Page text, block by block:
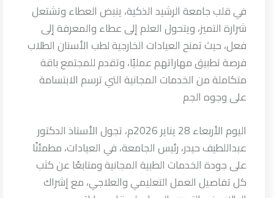
في قلب جامعة الرشيد الذكية، ينبض العطاء وتشتعل
شرارة التميز، ويتحول العلم إلى عطاء والمعرفة إلى
فعل، حيث تمنح العيادات الخارجية لطب الأسنان الطلاب
فرصة تطبيق مهاراتهم عمليًا، وتقدم للمجتمع باقة
متكاملة من الخدمات المجانية التي ترسم الابتسامة
على وجوه الجم
اليوم الأربعاء 28 يناير 2026م، تجول الأستاذ الدكتور
عبداللطيف حيدر، رئيس الجامعة، في العيادات، مطمئنًا
على جودة الخدمات الطبية المجانية ومتابعًا عن كثب
كل تفاصيل العمل التعليمي والعلاجي، مع إشراك